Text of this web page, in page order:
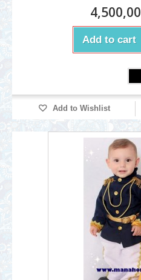
Add to cart
Add to Wishlist